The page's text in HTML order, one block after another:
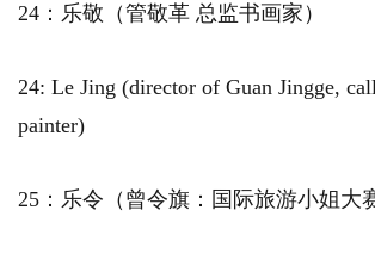
24：乐敬（管敬革 总监书画家）
24: Le Jing (director of Guan Jingge,
painter)
25：乐令（曾令旗：国际旅游小姐大